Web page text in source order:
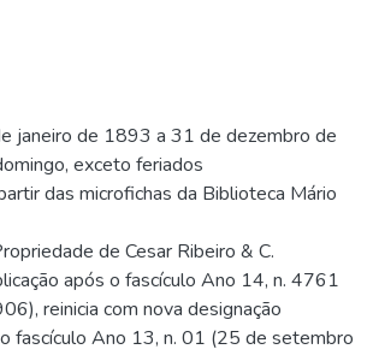
janeiro de 1893 a 31 de dezembro de
exceto feriados
das microfichas da Biblioteca Mário
de Cesar Ribeiro & C.
após o fascículo Ano 14, n. 4761
reinicia com nova designação
fascículo Ano 13, n. 01 (25 de setembro